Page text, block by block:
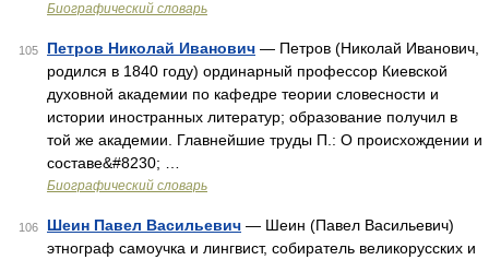
Биографический словарь
105 Петров Николай Иванович — Петров (Николай Иванович,
родился в 1840 году) ординарный профессор Киевской
духовной академии по кафедре теории словесности и
истории иностранных литератур; образование получил в
той же академии. Главнейшие труды П.: О происхождении и
составе&#8230; …
Биографический словарь
106 Шеин Павел Васильевич — Шеин (Павел Васильевич)
этнограф самоучка и лингвист, собиратель великорусских и